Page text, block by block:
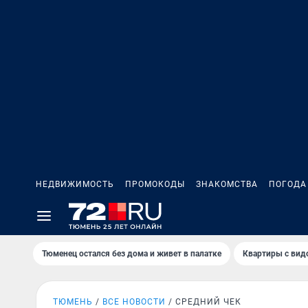
НЕДВИЖИМОСТЬ ПРОМОКОДЫ ЗНАКОМСТВА ПОГОДА
Тюменец остался без дома и живет в палатке Квартиры с
ТЮМЕНЬ ВСЕ НОВОСТИ СРЕДНИЙ ЧЕК